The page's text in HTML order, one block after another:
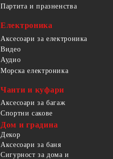
Партита и празненства
Електроника
Аксесоари за електроника
Видео
Аудио
Морска електроника
Чанти и куфари
Аксесоари за багаж
Спортни сакове
Дом и градина
Декор
Аксесоари за баня
Сигурност за дома и